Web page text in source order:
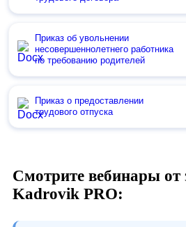
Приказ об увольнении
несовершеннолетнего работника
по требованию родителей
Приказ о предоставлении
трудового отпуска
Смотрите вебинары от
Kadrovik PRO: